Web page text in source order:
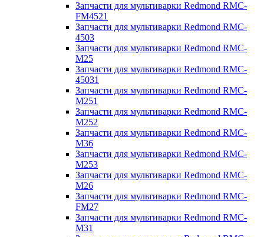
Запчасти для мультиварки Redmond RMC-
FM4521
Запчасти для мультиварки Redmond RMC-
4503
Запчасти для мультиварки Redmond RMC-
M25
Запчасти для мультиварки Redmond RMC-
45031
Запчасти для мультиварки Redmond RMC-
M251
Запчасти для мультиварки Redmond RMC-
M252
Запчасти для мультиварки Redmond RMC-
M36
Запчасти для мультиварки Redmond RMC-
M253
Запчасти для мультиварки Redmond RMC-
M26
Запчасти для мультиварки Redmond RMC-
FM27
Запчасти для мультиварки Redmond RMC-
M31